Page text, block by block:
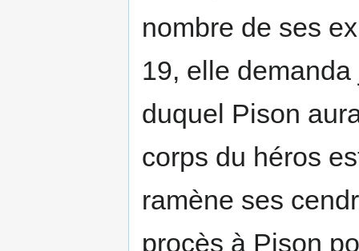
nombre de ses
19, elle demanda
duquel Pison
corps du héros
ramène ses
procès à Pison